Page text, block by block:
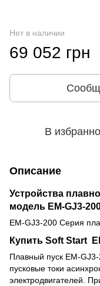
Нет в наличии
69 052 грн
В
Описание
Устройства
модель EM-GJ3-
EM-GJ3-200 Серия
Купить Soft Start
Плавный пуск EM-
пусковые токи
электродвигателей.